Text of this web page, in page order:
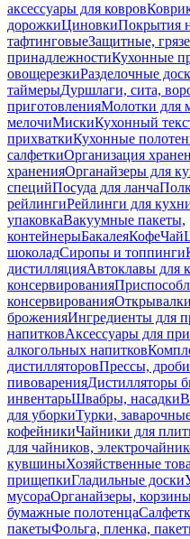
аксессуары для ковров
дорожкиЦиновкиПокрытия
тафтинговыеЗащитные,
принадлежностиКухонные
овощерезкиРазделочные
таймерыДуршлаги, сита,
приготовленияМолотки для
мелочиМискиКухонный
прихваткиКухонные
салфеткиОрганизация
храненияОрганайзеры для
специйПосуда для ланча
рейлингиРейлинги для
упаковкаВакуумные пакеты,
контейнерыБакалеяКофеЧай
шоколадСиропы и топпинги
дистилляцияАвтоклавы для
консервирования
консервированияОткрывалки
броженияИнгредиенты для
напитковАксессуары для
алкогольных напитков
дистилляторовПрессы,
пивоваренияДистилляторы
инвентарьШвабры, насадки
для уборкиТурки,
кофейникиЧайники для
для чайников,
кувшиныХозяйственные
прищепкиГладильные доски
мусораОрганайзеры,
бумажные полотенца
пакетыФольга, пленка,